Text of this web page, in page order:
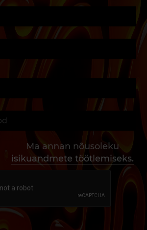
Ma annan nõusoleku
isikuandmete töötlemiseks.